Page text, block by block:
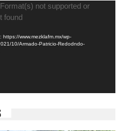
not supported or
found
https://www.mezklafm.mx/wp-
10/Armado-Patricio-Redodndo-